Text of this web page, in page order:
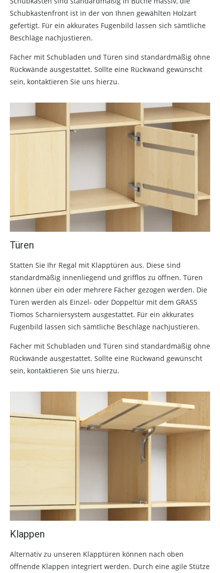
Schubkastenfront ist in der von Ihnen gewählten Holzart
gefertigt. Für ein akkurates Fugenbild lassen sich sämtliche
Beschläge nachjustieren.
Fächer mit Schubladen und Türen sind standardmäßig ohne
Rückwände ausgestattet. Sollte eine Rückwand gewünscht
sein, kontaktieren Sie uns hierzu.
Türen
Statten Sie Ihr Regal mit Klapptüren aus. Diese sind
standardmäßig innenliegend und grifflos zu öffnen. Türen
können über ein oder mehrere Fächer gezogen werden. Die
Türen werden als Einzel- oder Doppeltür mit dem GRASS
Tiomos Scharniersystem ausgestattet. Für ein akkurates
Fugenbild lassen sich sämtliche Beschläge nachjustieren.
Fächer mit Schubladen und Türen sind standardmäßig ohne
Rückwände ausgestattet. Sollte eine Rückwand gewünscht
sein, kontaktieren Sie uns hierzu.
Klappen
Alternativ zu unseren Klapptüren können nach oben
öffnende Klappen integriert werden. Durch eine agile Stütze